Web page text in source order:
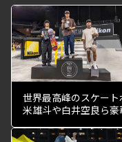
世界最高峰のスケー
米雄斗や白井空良ら豪